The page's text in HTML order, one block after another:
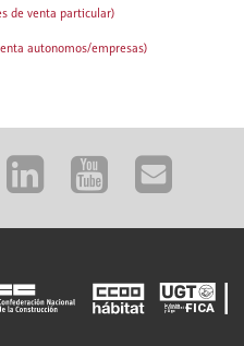
de venta particular)
autonomos/empresas)